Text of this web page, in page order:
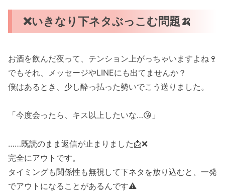
❌いきなり下ネタぶっこむ問題🍌
お酒を飲んだ夜って、テンション上がっちゃいますよね🍷
でもそれ、メッセージやLINEにも出てませんか？
僕はあるとき、少し酔っ払った勢いでこう送りました。
「今度会ったら、キス以上したいな…😘」
……既読のまま返信が止まりました📩❌
完全にアウトです。
タイミングも関係性も無視して下ネタを放り込むと、一発
でアウトになることがあるんです⚠️